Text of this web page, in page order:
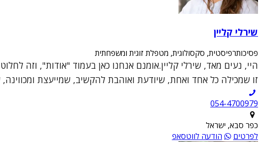
שירלי קליין
פסיכותרפיסטית, סקסולוגית, מטפלת זוגית ומשפחתית
היי, נעים מאד, שירלי קליין.אומנם אנחנו כאן בעמוד "אודות", וזה
זו שמכילה כל אחד ואחת, שיודעת ואוהבת להקשיב, שמייעצת
054-4700979
כפר סבא, ישראל
לפרטים
הודעה לווטסאפ